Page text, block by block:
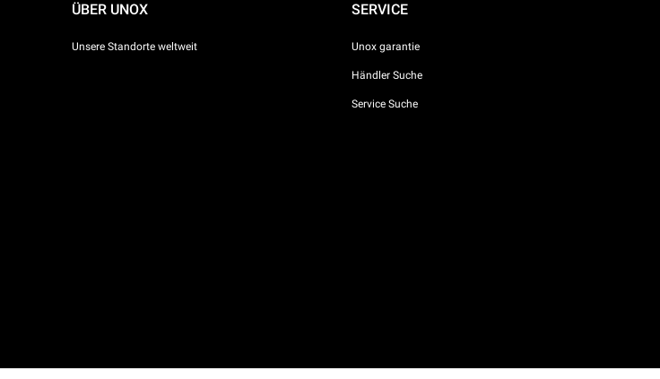
ÜBER UNOX
Unsere Standorte weltweit
SERVICE
Unox garantie
Händler Suche
Service Suche